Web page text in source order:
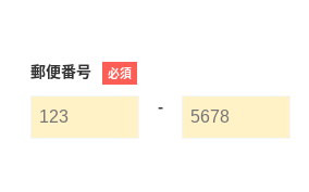
郵便番号 必須
-